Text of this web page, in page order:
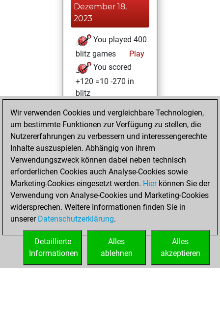
Dezember 18,
2023
You played 400
blitz games
Play
You scored
+120 =10 -270 in
blitz
Freitag,
September 9,
2022
You achieved a
BeautyScore of 1
Fritz
You
achieved a new Elo
of 1591
You created
your Fritz account
Wir verwenden Cookies und vergleichbare Technologien,
um bestimmte Funktionen zur Verfügung zu stellen, die
Nutzererfahrungen zu verbessern und interessengerechte
Inhalte auszuspielen. Abhängig von ihrem
Verwendungszweck können dabei neben technisch
erforderlichen Cookies auch Analyse-Cookies sowie
Marketing-Cookies eingesetzt werden. Hierkönnen Sie der
Verwendung von Analyse-Cookies und Marketing-Cookies
widersprechen. Weitere Informationen finden Sie in
unserer Datenschutzerklärung.
Alles
akzeptieren
Alles
ablehnen
Detaillierte
Informationen